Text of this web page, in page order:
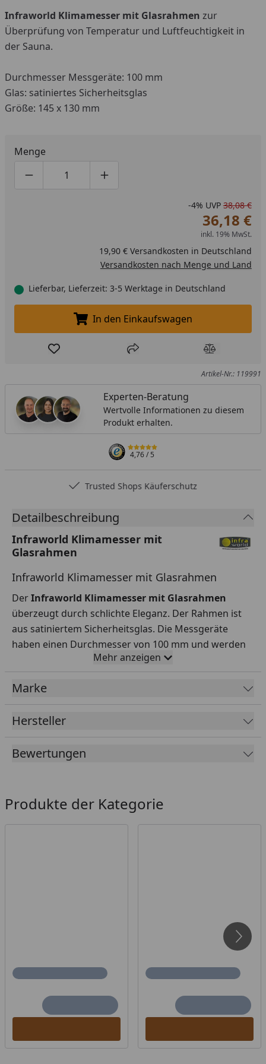
Infraworld Klimamesser mit Glasrahmen zur
Überprüfung von Temperatur und Luftfeuchtigkeit in
der Sauna.
Durchmesser Messgeräte: 100 mm
Glas: satiniertes Sicherheitsglas
Größe: 145 x 130 mm
Menge
Produktmenge um eins verringern
Produktmenge manuell eingeben
Produktmenge um eins erhöhen
-4% UVP 38,08 €
36,18 €
inkl. 19% MwSt.
19,90 € Versandkosten in Deutschland
Versandkosten nach Menge und Land
Lieferbar, Lieferzeit: 3-5 Werktage in Deutschland
In den Einkaufswagen legen
In den Einkaufswagen
Produkt zur Wunschliste hinzufügen
Teilen Produkt
Artikel-Nr.: 119991
Experten-Beratung
Wertvolle Informationen zu diesem
Produkt erhalten.
4,76/ 5
Trusted Shops Käuferschutz
Detailbeschreibung
Infraworld Klimamesser mit
Glasrahmen
Infraworld Klimamesser mit Glasrahmen
DerInfraworld Klimamesser mit Glasrahmen
überzeugt durch schlichte Eleganz. Der Rahmen ist
aus satiniertem Sicherheitsglas. Die Messgeräte
haben einen Durchmesser von 100 mm und werden
von einem Metallgehäuse eingefasst. Das
Thermometer zeigt Temperaturen von 20 – 120 °C an,
das Hygrometer zeigt Werte zwischen 0 – 100 % r.F.
Die Größe beträgt 145 x 130 mm.
Mehr anzeigen
Marke
Hersteller
Bewertungen
Produkte der Kategorie